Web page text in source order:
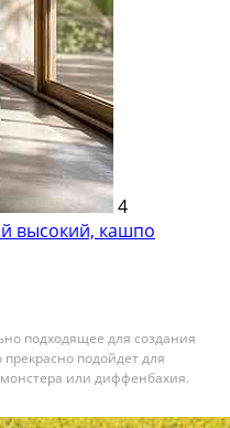
4
высокий, кашпо
подходящее для создания
подойдет для
или диффенбахия.
обеспечивает оптимальный
пальмы...